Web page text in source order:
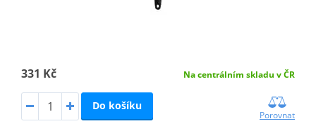
331 Kč Na centrálním skladu v ČR
Do košíku
Porovnat